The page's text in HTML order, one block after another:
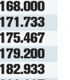
işlevsel
amaçlarıyla
panel
detaylı bilgi